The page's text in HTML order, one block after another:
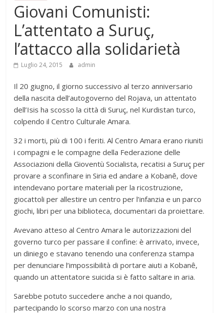
Giovani Comunisti:
L’attentato a Suruç,
l’attacco alla solidarietà
Luglio 24, 2015 admin
Il 20 giugno, il giorno successivo al terzo anniversario
della nascita dell’autogoverno del Rojava, un attentato
dell’Isis ha scosso la città di Suruç, nel Kurdistan turco,
colpendo il Centro Culturale Amara.
32 i morti, più di 100 i feriti. Al Centro Amara erano riuniti
i compagni e le compagne della Federazione delle
Associazioni della Gioventù Socialista, recatisi a Suruç per
provare a sconfinare in Siria ed andare a Kobanê, dove
intendevano portare materiali per la ricostruzione,
giocattoli per allestire un centro per l’infanzia e un parco
giochi, libri per una biblioteca, documentari da proiettare.
Avevano atteso al Centro Amara le autorizzazioni del
governo turco per passare il confine: è arrivato, invece,
un diniego e stavano tenendo una conferenza stampa
per denunciare l’impossibilità di portare aiuti a Kobanê,
quando un attentatore suicida si è fatto saltare in aria.
Sarebbe potuto succedere anche a noi quando,
partecipando lo scorso marzo con una nostra